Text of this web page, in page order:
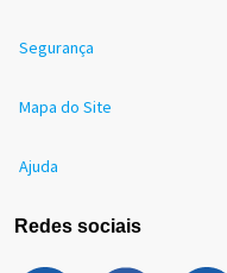
Segurança
Mapa do Site
Ajuda
Redes sociais